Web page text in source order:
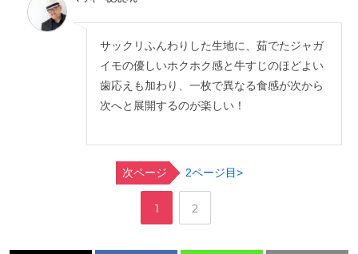
サックリふんわりした生地に、茹でたジャガ
イモの優しいホクホク感と牛すじのほどよい
歯応えも加わり、一枚で異なる食感が次から
次へと展開するのが楽しい！
次ページ 2ページ目>
ペ1
,
ペ
2